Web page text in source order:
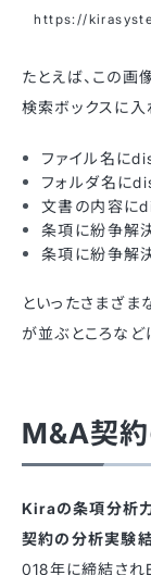
https://
たとえば、この画
検索ボックスに入
ファイル名に
フォルダ名に
文書の内容に
条項に紛争解
条項に紛争解
といったさまざ
が並ぶところなど
M&A契
Kiraの条項分析力
契約の分析実験
018年に締結さ